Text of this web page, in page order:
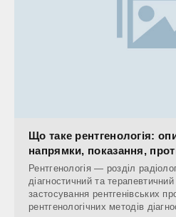
Що таке рентгенологія:
напрямки, показання,
Рентгенологія — розділ
діагностичний та
застосування рентгенівських
рентгенологічних методів